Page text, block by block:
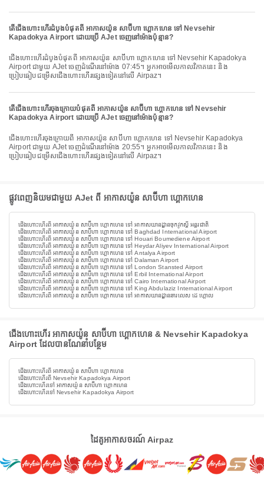
តើជើងហោះហើរដំបូងបំផុតពី អាកាសយ៉ូន សាប៊ីហា ហ្គោកហេន ទៅ Nevsehir
Kapadokya Airport ដោយប្រើ AJet ចេញនៅម៉ោងប៉ុន្មាន?
ជើងហោះហើរដំបូងបំផុតពី អាកាសយ៉ូន សាប៊ីហា ហ្គោកហេន ទៅ Nevsehir Kapadokya
Airport ជាមួយ AJet ចេញដំណើរនៅម៉ោង 07:45។ អ្នកអាចមើលកាលវិភាគនេះ និង
ប្រៀបធៀបជម្រើសជើងហោះហើរផ្សេងទៀតនៅលើ Airpaz។
តើជើងហោះហើរចុងក្រោយបំផុតពី អាកាសយ៉ូន សាប៊ីហា ហ្គោកហេន ទៅ Nevsehir
Kapadokya Airport ដោយប្រើ AJet ចេញនៅម៉ោងប៉ុន្មាន?
ជើងហោះហើរចុងក្រោយពី អាកាសយ៉ូន សាប៊ីហា ហ្គោកហេន ទៅ Nevsehir Kapadokya
Airport ជាមួយ AJet ចេញដំណើរនៅម៉ោង 20:55។ អ្នកអាចមើលកាលវិភាគនេះ និង
ប្រៀបធៀបជម្រើសជើងហោះហើរផ្សេងទៀតនៅលើ Airpaz។
ផ្លូវពេញនិយមជាមួយ AJet ពី អាកាសយ៉ូន សាប៊ីហា ហ្គោកហេន
ជើងហោះហើរពី អាកាសយ៉ូន សាប៊ីហា ហ្គោកហេន ទៅ អាកាសយានដ្ឋានចុកវូកស្តី អន្តរជាតិ
ជើងហោះហើរពី អាកាសយ៉ូន សាប៊ីហា ហ្គោកហេន ទៅ Baghdad International Airport
ជើងហោះហើរពី អាកាសយ៉ូន សាប៊ីហា ហ្គោកហេន ទៅ Houari Boumediene Airport
ជើងហោះហើរពី អាកាសយ៉ូន សាប៊ីហា ហ្គោកហេន ទៅ Heydar Aliyev International Airport
ជើងហោះហើរពី អាកាសយ៉ូន សាប៊ីហា ហ្គោកហេន ទៅ Antalya Airport
ជើងហោះហើរពី អាកាសយ៉ូន សាប៊ីហា ហ្គោកហេន ទៅ Dalaman Airport
ជើងហោះហើរពី អាកាសយ៉ូន សាប៊ីហា ហ្គោកហេន ទៅ London Stansted Airport
ជើងហោះហើរពី អាកាសយ៉ូន សាប៊ីហា ហ្គោកហេន ទៅ Erbil International Airport
ជើងហោះហើរពី អាកាសយ៉ូន សាប៊ីហា ហ្គោកហេន ទៅ Cairo International Airport
ជើងហោះហើរពី អាកាសយ៉ូន សាប៊ីហា ហ្គោកហេន ទៅ King Abdulaziz International Airport
ជើងហោះហើរពី អាកាសយ៉ូន សាប៊ីហា ហ្គោកហេន ទៅ អាកាសយានដ្ឋានឆារលេស ដេ ហ្គោល
ជើងហោះហើរ អាកាសយ៉ូន សាប៊ីហា ហ្គោកហេន & Nevsehir Kapadokya
Airport ដែលបានណែនាំបន្ថែម
ជើងហោះហើរពី អាកាសយ៉ូន សាប៊ីហា ហ្គោកហេន
ជើងហោះហើរពី Nevsehir Kapadokya Airport
ជើងហោះហើរទៅ អាកាសយ៉ូន សាប៊ីហា ហ្គោកហេន
ជើងហោះហើរទៅ Nevsehir Kapadokya Airport
ដៃគូអាកាសចរណ៍ Airpaz